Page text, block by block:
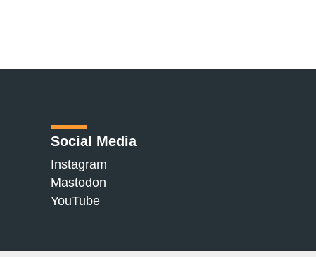
Social Media
Instagram
Mastodon
YouTube